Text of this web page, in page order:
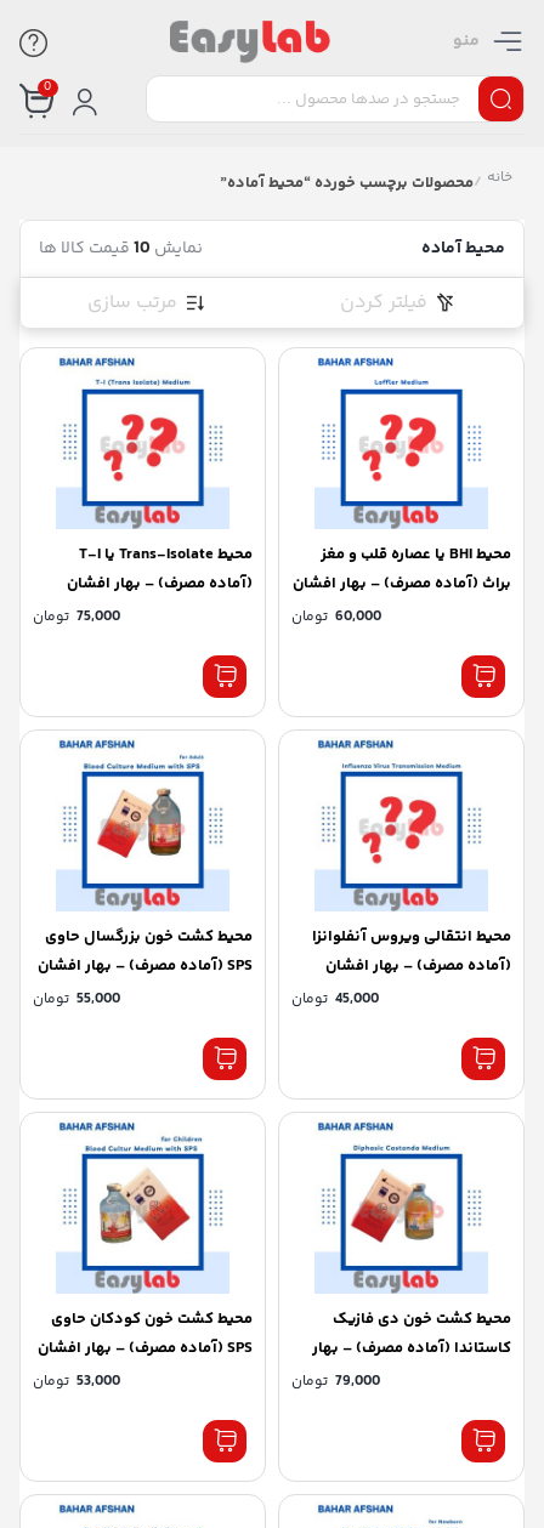
منو
0
خانه /محصولات برچسب خورده “محیط آماده”
محیط آماده نمایش 10قیمت کالا ها
فیلتر کردن مرتب سازی
محیط BHI یا عصاره قلب و مغز
براث (آماده مصرف) – بهار افشان
60,000 تومان
محیط Trans-Isolate یا T-I
(آماده مصرف) – بهار افشان
75,000 تومان
محیط انتقالی ویروس آنفلوانزا
(آماده مصرف) – بهار افشان
45,000 تومان
محیط کشت خون بزرگسال حاوی
SPS (آماده مصرف) – بهار افشان
55,000 تومان
محیط کشت خون دی فازیک
کاستاندا (آماده مصرف) – بهار
79,000 تومان
محیط کشت خون کودکان حاوی
SPS (آماده مصرف) – بهار افشان
53,000 تومان